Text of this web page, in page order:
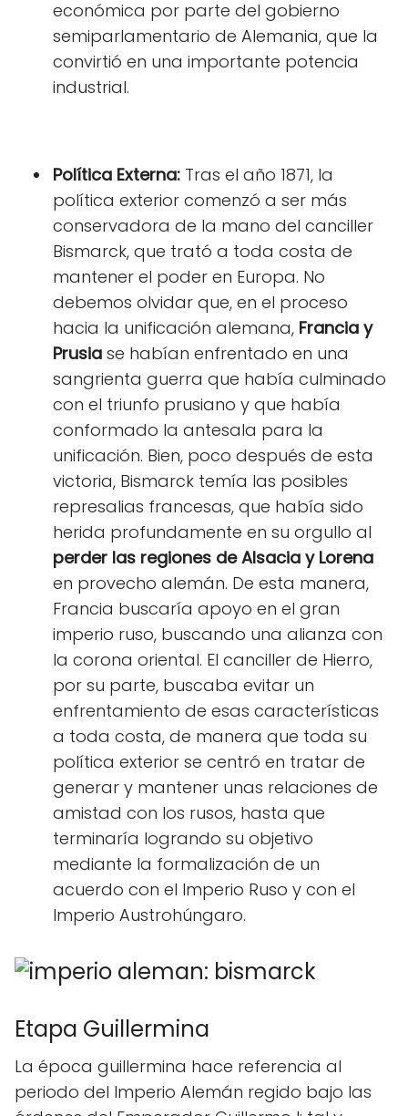
económica por parte del gobierno
semiparlamentario de Alemania, que la
convirtió en una importante potencia
industrial.
Política Externa: Tras el año 1871, la
política exterior comenzó a ser más
conservadora de la mano del canciller
Bismarck, que trató a toda costa de
mantener el poder en Europa. No
debemos olvidar que, en el proceso
hacia la unificación alemana, Francia y
Prusia se habían enfrentado en una
sangrienta guerra que había culminado
con el triunfo prusiano y que había
conformado la antesala para la
unificación. Bien, poco después de esta
victoria, Bismarck temía las posibles
represalias francesas, que había sido
herida profundamente en su orgullo al
perder las regiones de Alsacia y Lorena
en provecho alemán. De esta manera,
Francia buscaría apoyo en el gran
imperio ruso, buscando una alianza con
la corona oriental. El canciller de Hierro,
por su parte, buscaba evitar un
enfrentamiento de esas características
a toda costa, de manera que toda su
política exterior se centró en tratar de
generar y mantener unas relaciones de
amistad con los rusos, hasta que
terminaría logrando su objetivo
mediante la formalización de un
acuerdo con el Imperio Ruso y con el
Imperio Austrohúngaro.
Etapa Guillermina
La época guillermina hace referencia al
periodo del Imperio Alemán regido bajo las